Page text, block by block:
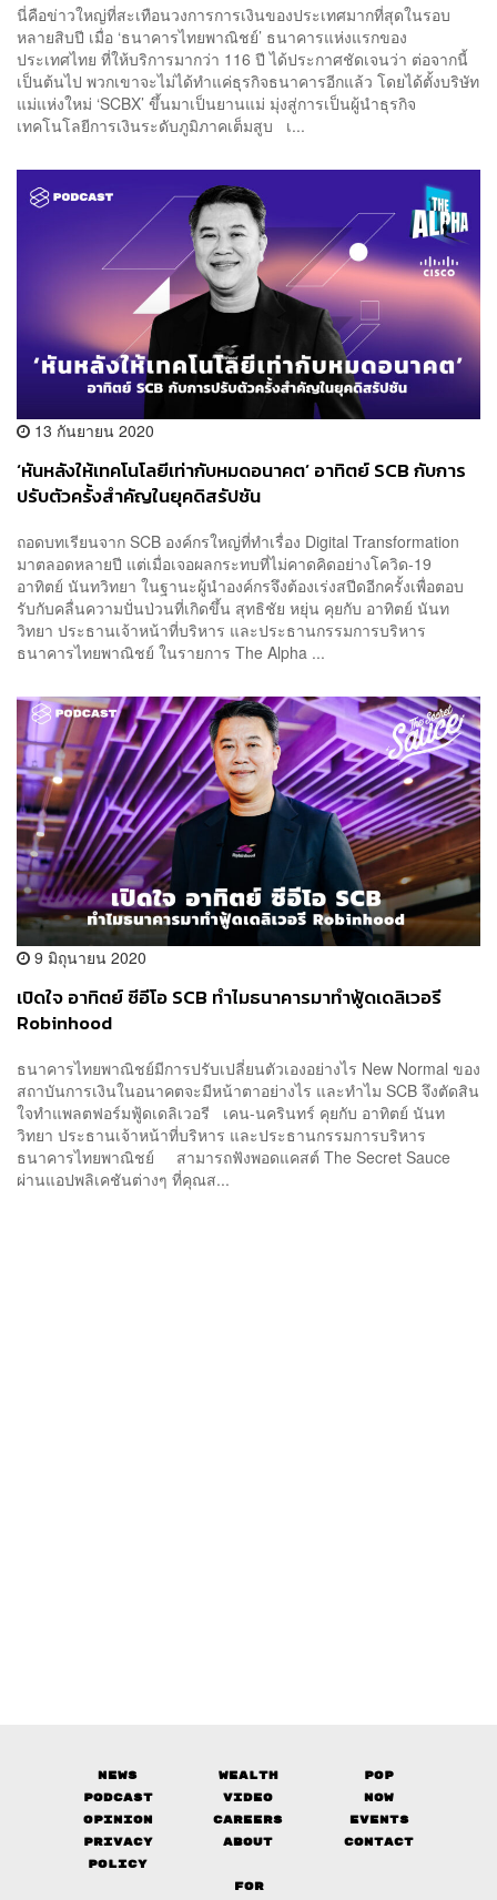
นี่คือข่าวใหญ่ที่สะเทือนวงการการเงินของประเทศมากที่สุดในรอบ
หลายสิบปี เมื่อ ‘ธนาคารไทยพาณิชย์’ ธนาคารแห่งแรกของ
ประเทศไทย ที่ให้บริการมากว่า 116 ปี ได้ประกาศชัดเจนว่า ต่อจากนี้
เป็นต้นไป พวกเขาจะไม่ได้ทำแค่ธุรกิจธนาคารอีกแล้ว โดยได้ตั้งบริษัท
แม่แห่งใหม่ ‘SCBX’ ขึ้นมาเป็นยานแม่ มุ่งสู่การเป็นผู้นำธุรกิจ
เทคโนโลยีการเงินระดับภูมิภาคเต็มสูบ เ...
13 กันยายน 2020
‘หันหลังให้เทคโนโลยีเท่ากับหมดอนาคต’ อาทิตย์ SCB กับการ
ปรับตัวครั้งสำคัญในยุคดิสรัปชัน
ถอดบทเรียนจาก SCB องค์กรใหญ่ที่ทำเรื่อง Digital Transformation
มาตลอดหลายปี แต่เมื่อเจอผลกระทบที่ไม่คาดคิดอย่างโควิด-19
อาทิตย์ นันทวิทยา ในฐานะผู้นำองค์กรจึงต้องเร่งสปีดอีกครั้งเพื่อตอบ
รับกับคลื่นความปั่นป่วนที่เกิดขึ้น สุทธิชัย หยุ่น คุยกับ อาทิตย์ นันท
วิทยา ประธานเจ้าหน้าที่บริหาร และประธานกรรมการบริหาร
ธนาคารไทยพาณิชย์ ในรายการ The Alpha ...
9 มิถุนายน 2020
เปิดใจ อาทิตย์ ซีอีโอ SCB ทำไมธนาคารมาทำฟู้ดเดลิเวอรี
Robinhood
ธนาคารไทยพาณิชย์มีการปรับเปลี่ยนตัวเองอย่างไร New Normal ของ
สถาบันการเงินในอนาคตจะมีหน้าตาอย่างไร และทำไม SCB จึงตัดสิน
ใจทำแพลตฟอร์มฟู้ดเดลิเวอรี เคน-นครินทร์ คุยกับ อาทิตย์ นันท
วิทยา ประธานเจ้าหน้าที่บริหาร และประธานกรรมการบริหาร
ธนาคารไทยพาณิชย์ สามารถฟังพอดแคสต์ The Secret Sauce
ผ่านแอปพลิเคชันต่างๆ ที่คุณส...
News Wealth
Pop
Podcast
Video
Now
Opinion
Careers
Events
Privacy
Policy
About Contact
FOR